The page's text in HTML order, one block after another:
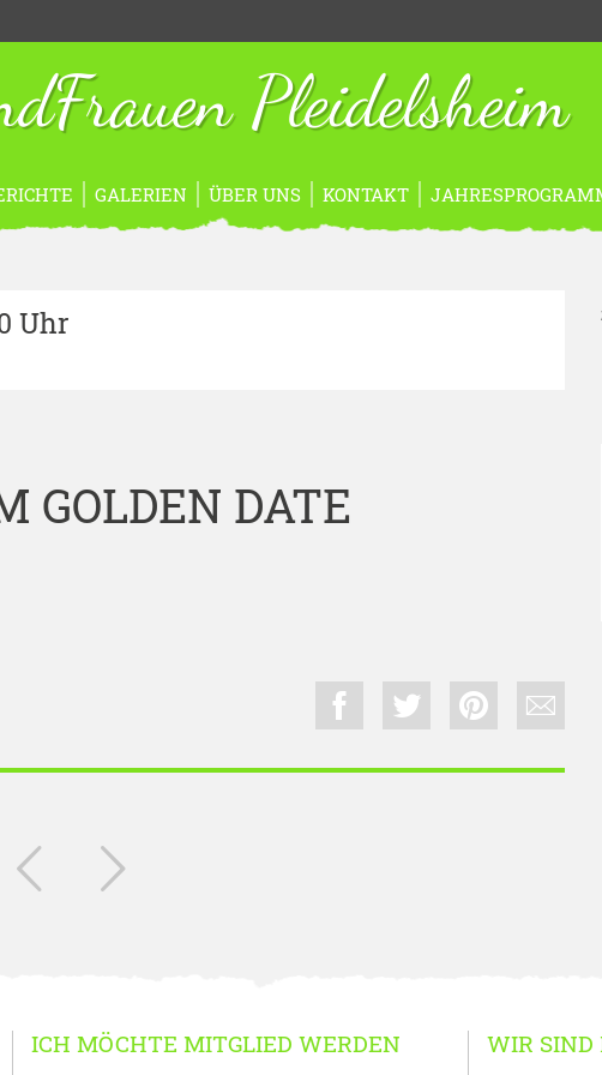
Pleidelsheim
GALERIEN ÜBER UNS KONTAKT
Uhr
GOLDEN DATE
ICH MÖCHTE MITGLIED WERDEN WIR SIND